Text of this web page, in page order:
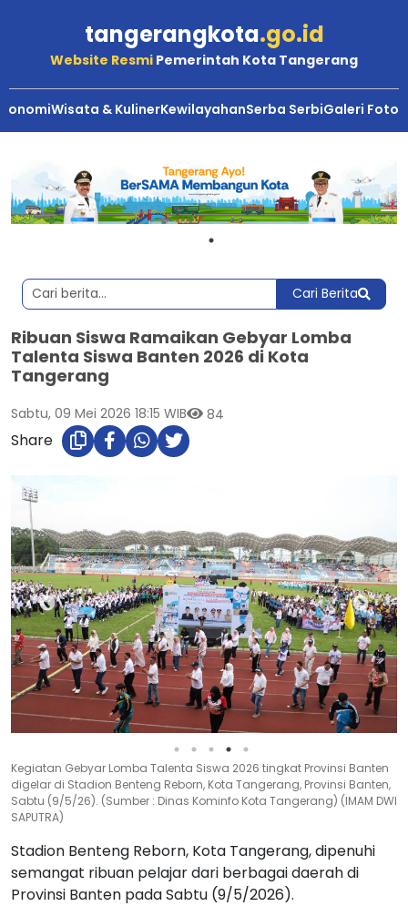
tangerangkota.go.id
Website Resmi Pemerintah Kota Tangerang
Wisata & KulinerKewilayahanSerba SerbiGaleri Foto
Cari Berita
Ribuan Siswa Ramaikan Gebyar Lomba
Talenta Siswa Banten 2026 di Kota
Tangerang
Sabtu, 09 Mei 2026 18:15 WIB 84
Share
Kegiatan Gebyar Lomba Talenta Siswa 2026 tingkat Provinsi Banten
digelar di Stadion Benteng Reborn, Kota Tangerang, Provinsi Banten,
Sabtu (9/5/26). (Sumber : Dinas Kominfo Kota Tangerang) (IMAM DWI
SAPUTRA)
Stadion Benteng Reborn, Kota Tangerang, dipenuhi
semangat ribuan pelajar dari berbagai daerah di
Provinsi Banten pada Sabtu (9/5/2026).